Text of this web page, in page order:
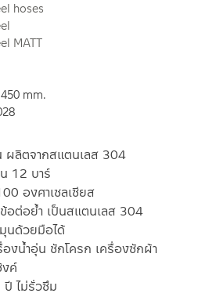
ผลิตจากสแตนเลส 304
12 บาร์
องศาเซลเซียส
อต่อย้ำ เป็นสแตนเลส 304
นด้วยมือได้
งน้ำอุ่น ชักโครก เครื่องซักผ้า
ค์
ไม่รั่วซึม
hoses
MATT
mm.